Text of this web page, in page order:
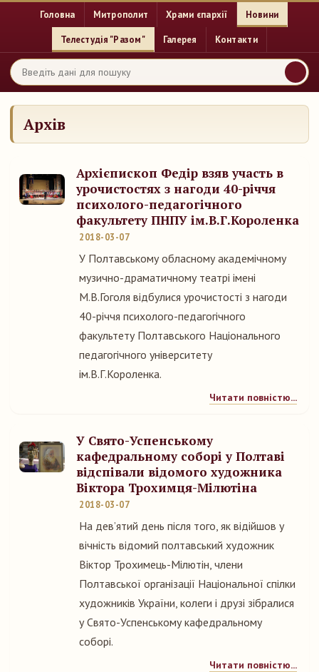
Головна Митрополит Храми єпархії Новини
Телестудія "Разом" Галерея Контакти
Архів
Архієпископ Федір взяв участь в
урочистостях з нагоди 40-річчя
психолого-педагогічного
факультету ПНПУ ім.В.Г.Короленка
2018-03-07
У Полтавському обласному академічному
музично-драматичному театрі імені
М.В.Гоголя відбулися урочистості з нагоди
40-річчя психолого-педагогічного
факультету Полтавського Національного
педагогічного університету
ім.В.Г.Короленка.
Читати повністю...
У Свято-Успенському
кафедральному соборі у Полтаві
відспівали відомого художника
Віктора Трохимця-Мілютіна
2018-03-07
На дев’ятий день після того, як відійшов у
вічність відомий полтавський художник
Віктор Трохимець-Мілютін, члени
Полтавської організації Національної спілки
художників України, колеги і друзі зібралися
у Свято-Успенському кафедральному
соборі.
Читати повністю...